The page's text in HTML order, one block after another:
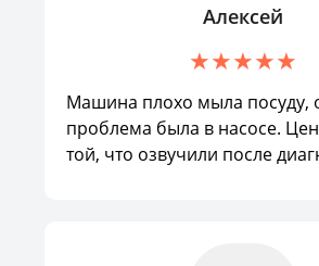
Алексей
Машина плохо мыла посуду,
проблема была в насосе.
той, что озвучили после